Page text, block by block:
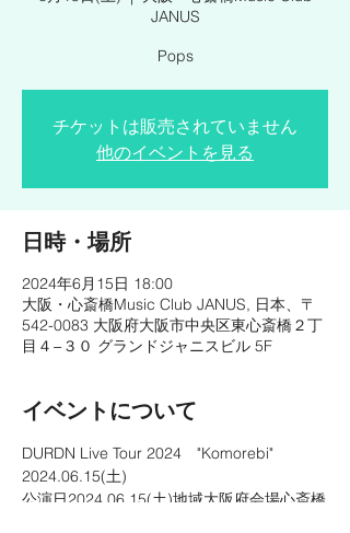
JANUS
Pops
チケットは販売されていません
他のイベントを見る
日時・場所
2024年6月15日 18:00
大阪・心斎橋Music Club JANUS, 日本、〒
542-0083 大阪府大阪市中央区東心斎橋２丁
目４−３０ グランドジャニスビル 5F
イベントについて
DURDN Live Tour 2024　"Komorebi"
2024.06.15(土)
公演日2024.06.15(土)地域大阪府会場心斎橋